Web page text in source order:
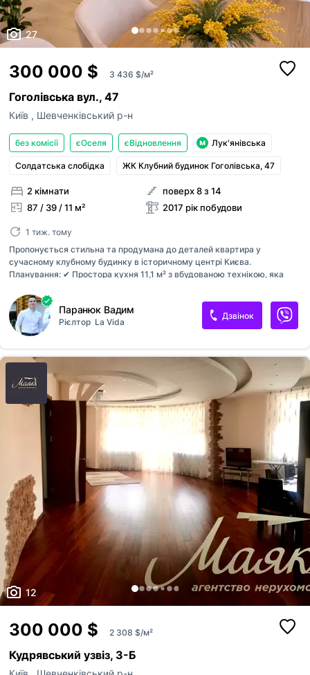
27
300 000 $ 3 436 $/м²
Гоголівська вул., 47
Київ , Шевченківський р-н
без комісії єОселя єВідновлення Лук'янівська
Солдатська слобідка ЖК Клубний будинок Гоголівська, 47
2 кімнати
87 / 39 / 11 м²
поверх 8 з 14
2017 рік побудови
1 тиж. тому
Пропонується стильна та продумана до деталей квартира у
сучасному клубному будинку в історичному центрі Києва.
Планування: ✔ Простора кухня 11,1 м² з вбудованою технікою, яка
зоною ✔ Одна окрема спальня ✔ 2 гардеробні кімнати ✔ Санвузол ✔ 2
тераси (вихід з вітальні та з спальні) Високі стелі 2,95 м та панорамні
вікна створюють відчуття простору і світла. Інтер’єр виконаний у
сучасному мінімалістичному стилі з теплими натуральними
відтінками, якісними матеріалами та продуманими сценаріями
освітлення. Кухня обладнана всією необхідною технікою, достатньою
кількістю місць для зберігання та зручною робочою поверхнею.
Передбаче...
Паранюк Вадим
Рієлтор La Vida
Дзвінок
12
300 000 $ 2 308 $/м²
Кудрявський узвіз, 3-Б